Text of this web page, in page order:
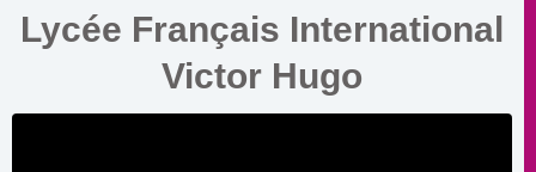
Lycée Français International
Victor Hugo